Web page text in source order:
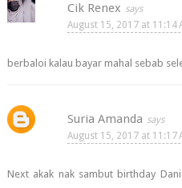
Cik Renex
August 15, 2017 at 11:14
berbaloi kalau bayar mahal sebab
Suria Amanda
August 15, 2017 at 11:17
Next akak nak sambut birthday